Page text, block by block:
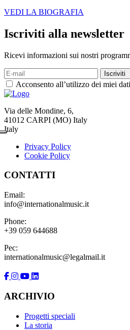
VEDI LA BIOGRAFIA
Iscriviti alla newsletter
Ricevi informazioni sui nostri
Iscriviti
Acconsento all’utilizzo dei miei
Via delle Mondine, 6,
41012 CARPI (MO) Italy
Italy
Privacy Policy
Cookie Policy
CONTATTI
Email:
info@internationalmusic.it
Phone:
+39 059 644688
Pec:
internationalmusic@legalmail.it
ARCHIVIO
Progetti speciali
La storia